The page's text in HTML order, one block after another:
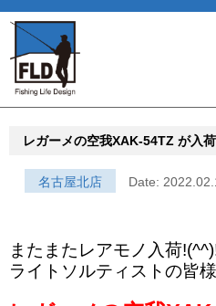
レガーメの空我XAK-54TZ が入
名古屋北店 Date:
またまたレアモノ入荷
ライトソルティストの皆